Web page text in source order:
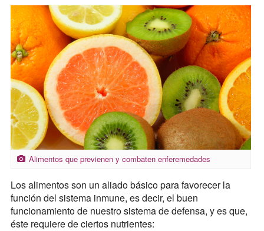
Alimentos que previenen y combaten enferemedades
Los alimentos son un aliado básico para favorecer la
función del sistema inmune, es decir, el buen
funcionamiento de nuestro sistema de defensa, y es que,
éste requiere de ciertos nutrientes: